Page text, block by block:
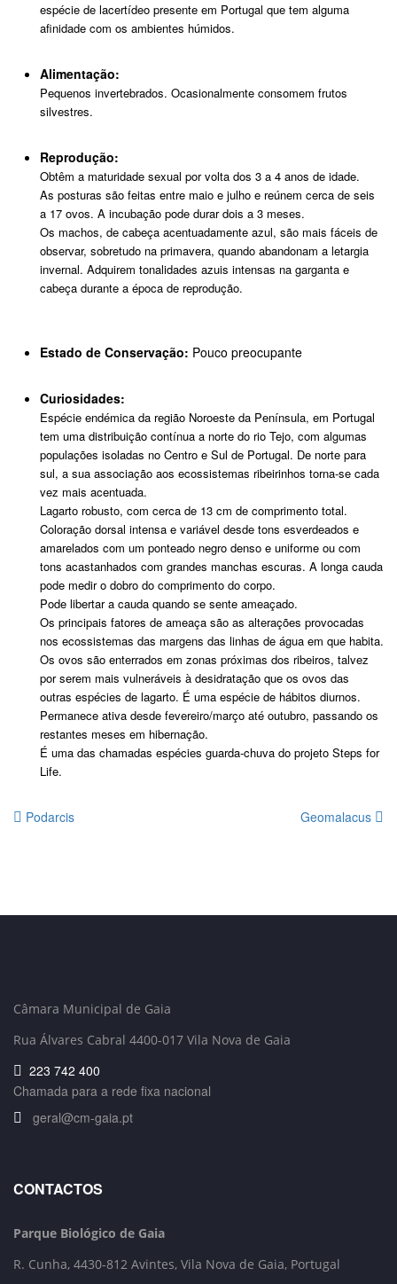
espécie de lacertídeo presente em Portugal que tem alguma
afinidade com os ambientes húmidos.
Alimentação:
Pequenos invertebrados. Ocasionalmente consomem frutos
silvestres.
Reprodução:
Obtêm a maturidade sexual por volta dos 3 a 4 anos de idade.
As posturas são feitas entre maio e julho e reúnem cerca de seis
a 17 ovos. A incubação pode durar dois a 3 meses.
Os machos, de cabeça acentuadamente azul, são mais fáceis de
observar, sobretudo na primavera, quando abandonam a letargia
invernal. Adquirem tonalidades azuis intensas na garganta e
cabeça durante a época de reprodução.
Estado de Conservação: Pouco preocupante
Curiosidades:
Espécie endémica da região Noroeste da Península, em Portugal
tem uma distribuição contínua a norte do rio Tejo, com algumas
populações isoladas no Centro e Sul de Portugal. De norte para
sul, a sua associação aos ecossistemas ribeirinhos torna-se cada
vez mais acentuada.
Lagarto robusto, com cerca de 13 cm de comprimento total.
Coloração dorsal intensa e variável desde tons esverdeados e
amarelados com um ponteado negro denso e uniforme ou com
tons acastanhados com grandes manchas escuras. A longa cauda
pode medir o dobro do comprimento do corpo.
Pode libertar a cauda quando se sente ameaçado.
Os principais fatores de ameaça são as alterações provocadas
nos ecossistemas das margens das linhas de água em que habita.
Os ovos são enterrados em zonas próximas dos ribeiros, talvez
por serem mais vulneráveis à desidratação que os ovos das
outras espécies de lagarto. É uma espécie de hábitos diurnos.
Permanece ativa desde fevereiro/março até outubro, passando os
restantes meses em hibernação.
É uma das chamadas espécies guarda-chuva do projeto Steps for
Life.
Podarcis Geomalacus
Câmara Municipal de Gaia
Rua Álvares Cabral 4400-017 Vila Nova de Gaia
223 742 400
Chamada para a rede fixa nacional
geral@cm-gaia.pt
CONTACTOS
Parque Biológico de Gaia
R. Cunha, 4430-812 Avintes, Vila Nova de Gaia, Portugal